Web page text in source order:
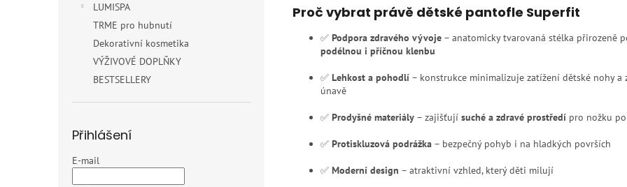
LUMISPA
TRME pro hubnutí
Dekorativní kosmetika
VÝŽIVOVÉ DOPLŇKY
BESTSELLERY
Přihlášení
E-mail
Proč vybrat právě dětské pantofle Superfit
✅ Podpora zdravého vývoje – anatomicky tvarovaná stélka přirozeně
podélnou i příčnou klenbu
✅ Lehkost a pohodlí – konstrukce minimalizuje zatížení dětské nohy a
únavě
✅ Prodyšné materiály – zajišťují suché a zdravé prostředí pro nožku
✅ Protiskluzová podrážka – bezpečný pohyb i na hladkých površích
✅ Moderní design – atraktivní vzhled, který děti milují